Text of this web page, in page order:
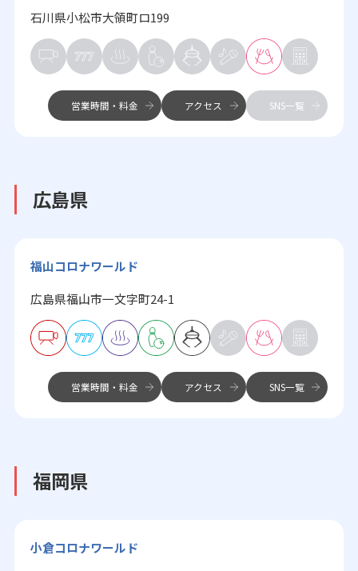
石川県小松市大領町ロ199
営業時間・料金 アクセス SNS一覧
広島県
福山コロナワールド
広島県福山市一文字町24-1
営業時間・料金 アクセス SNS一覧
福岡県
小倉コロナワールド